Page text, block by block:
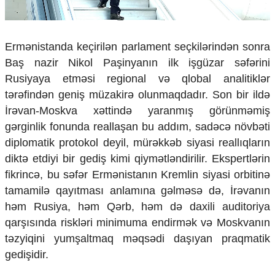
İqtisadi
Sosioloji
Araşdırma
Multimedia
Foto
Video
İnfoqrafika
Podcast
Humanitar
Elm və təhsil
Mədəniyyət
Diaspor
Yüksəliş hekayəsi
Mədəniyyətimizin Zəfəri
Zəfər Diasporu
Səhiyyə
Ailə və uşaq
Ermənistanda keçirilən parlament seçkilərindən sonra
Baş nazir Nikol Paşinyanın ilk işgüzar səfərini
Rusiyaya etməsi regional və qlobal analitiklər
tərəfindən geniş müzakirə olunmaqdadır. Son bir ildə
İrəvan-Moskva xəttində yaranmış görünməmiş
gərginlik fonunda reallaşan bu addım, sadəcə növbəti
diplomatik protokol deyil, mürəkkəb siyasi reallıqların
diktə etdiyi bir gediş kimi qiymətləndirilir. Ekspertlərin
fikrincə, bu səfər Ermənistanın Kremlin siyasi orbitinə
tamamilə qayıtması anlamına gəlməsə də, İrəvanın
həm Rusiya, həm Qərb, həm də daxili auditoriya
qarşısında riskləri minimuma endirmək və Moskvanın
təzyiqini yumşaltmaq məqsədi daşıyan praqmatik
gedişidir.